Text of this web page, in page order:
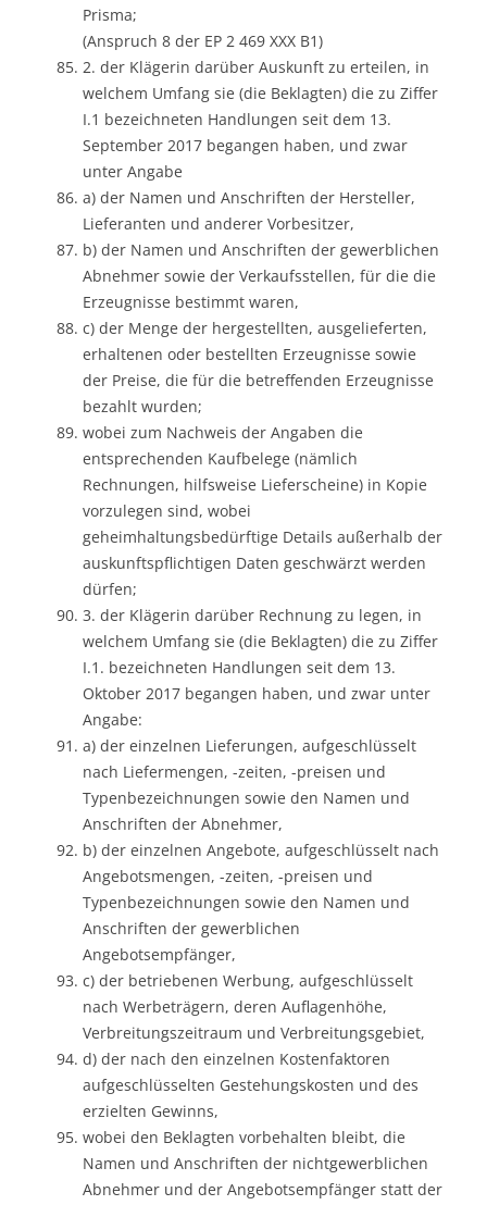
Prisma;
(Anspruch 8 der EP 2 469 XXX B1)
2. der Klägerin darüber Auskunft zu erteilen, in
welchem Umfang sie (die Beklagten) die zu Ziffer
I.1 bezeichneten Handlungen seit dem 13.
September 2017 begangen haben, und zwar
unter Angabe
a) der Namen und Anschriften der Hersteller,
Lieferanten und anderer Vorbesitzer,
b) der Namen und Anschriften der gewerblichen
Abnehmer sowie der Verkaufsstellen, für die die
Erzeugnisse bestimmt waren,
c) der Menge der hergestellten, ausgelieferten,
erhaltenen oder bestellten Erzeugnisse sowie
der Preise, die für die betreffenden Erzeugnisse
bezahlt wurden;
wobei zum Nachweis der Angaben die
entsprechenden Kaufbelege (nämlich
Rechnungen, hilfsweise Lieferscheine) in Kopie
vorzulegen sind, wobei
geheimhaltungsbedürftige Details außerhalb der
auskunftspflichtigen Daten geschwärzt werden
dürfen;
3. der Klägerin darüber Rechnung zu legen, in
welchem Umfang sie (die Beklagten) die zu Ziffer
I.1. bezeichneten Handlungen seit dem 13.
Oktober 2017 begangen haben, und zwar unter
Angabe:
a) der einzelnen Lieferungen, aufgeschlüsselt
nach Liefermengen, -zeiten, -preisen und
Typenbezeichnungen sowie den Namen und
Anschriften der Abnehmer,
b) der einzelnen Angebote, aufgeschlüsselt nach
Angebotsmengen, -zeiten, -preisen und
Typenbezeichnungen sowie den Namen und
Anschriften der gewerblichen
Angebotsempfänger,
c) der betriebenen Werbung, aufgeschlüsselt
nach Werbeträgern, deren Auflagenhöhe,
Verbreitungszeitraum und Verbreitungsgebiet,
d) der nach den einzelnen Kostenfaktoren
aufgeschlüsselten Gestehungskosten und des
erzielten Gewinns,
wobei den Beklagten vorbehalten bleibt, die
Namen und Anschriften der nichtgewerblichen
Abnehmer und der Angebotsempfänger statt der